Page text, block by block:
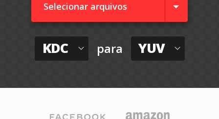
Selecionar arquivos
KDC para YUV